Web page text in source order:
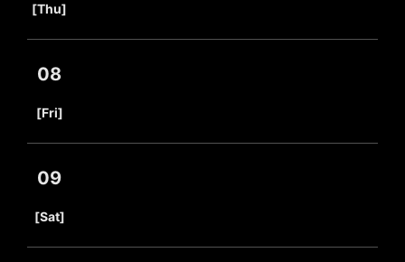
[Thu]
08
[Fri]
09
[Sat]